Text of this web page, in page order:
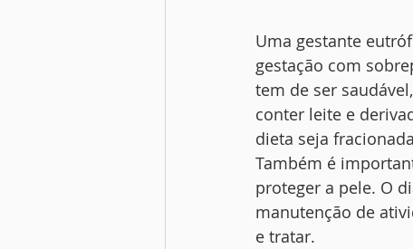
Uma gestante
gestação com
tem de ser
conter leite e
dieta seja
Também é
proteger a pele. O
manutenção de
e tratar.